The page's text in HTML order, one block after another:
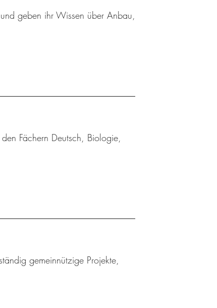
geben ihr Wissen über Anbau,
Fächern Deutsch, Biologie,
gemeinnützige Projekte,